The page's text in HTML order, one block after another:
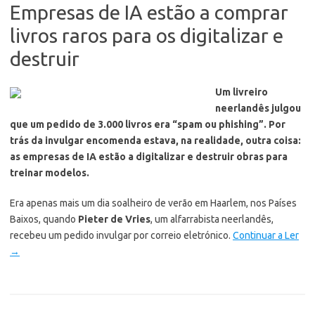
Empresas de IA estão a comprar
livros raros para os digitalizar e
destruir
Um livreiro
neerlandês julgou
que um pedido de 3.000 livros era “spam ou phishing”. Por
trás da invulgar encomenda estava, na realidade, outra coisa:
as empresas de IA estão a digitalizar e destruir obras para
treinar modelos.
Era apenas mais um dia soalheiro de verão em Haarlem, nos Países
Baixos, quando Pieter de Vries, um alfarrabista neerlandês,
recebeu um pedido invulgar por correio eletrónico. Continuar a Ler
→